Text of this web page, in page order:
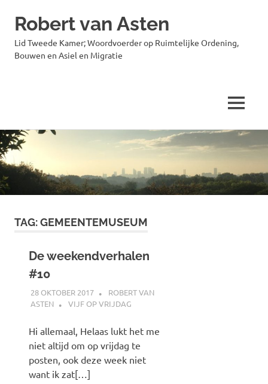
Ga
naar
de
inhoud
Robert van Asten
Lid Tweede Kamer; Woordvoerder op Ruimtelijke Ordening,
Bouwen en Asiel en Migratie
MENU
TAG:GEMEENTEMUSEUM
De weekendverhalen
#10
28 OKTOBER 2017
ROBERT VAN
ASTEN
VIJF OP VRIJDAG
Hi allemaal, Helaas lukt het me
niet altijd om op vrijdag te
posten, ook deze week niet
want ik zat[…]